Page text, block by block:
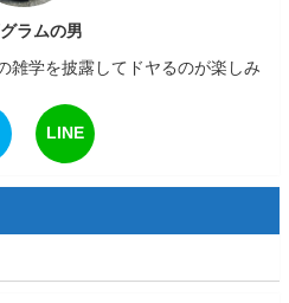
ラムの男
雑学を披露してドヤるのが楽しみ
LINE